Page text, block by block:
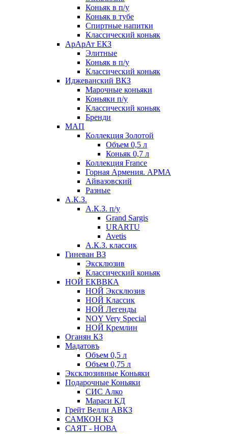
Коньяк в п/у
Коньяк в тубе
Спиртные напитки
Классический коньяк
АрАрАт ЕКЗ
Элитные
Коньяк в п/у
Классический коньяк
Иджеванский ВКЗ
Марочные коньяки
Коньяки п/у
Классический коньяк
Бренди
МАП
Коллекция Золотой
Объем 0,5 л
Коньяк 0,7 л
Коллекция France
Горная Армения. АРМА
Айвазовский
Разные
А.К.З.
А.К.З. п/у
Grand Sargis
URARTU
Avetis
А.К.З. классик
Гиневан ВЗ
Эксклюзив
Классический коньяк
НОЙ ЕКВВКА
НОЙ Эксклюзив
НОЙ Классик
НОЙ Легенды
NOY Very Speсial
НОЙ Кремлин
Оганян КЗ
Мадатовъ
Объем 0,5 л
Объем 0,75 л
Эксклюзивные Коньяки
Подарочные Коньяки
СИС Алко
Мараси КД
Грейт Велли АВКЗ
САМКОН КЗ
САЯТ - НОВА